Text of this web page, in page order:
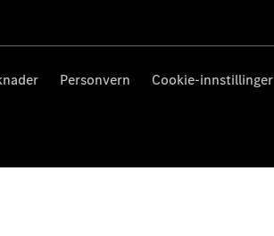
Personvern Cookie-innstillinger